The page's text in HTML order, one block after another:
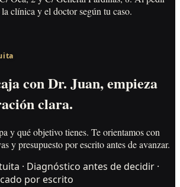
clínica y el doctor según tu caso.
con Dr. Juan, empieza
clara.
y qué objetivo tienes. Te orientamos con
y presupuesto por escrito antes de avanzar.
· Diagnóstico antes de decidir ·
por escrito